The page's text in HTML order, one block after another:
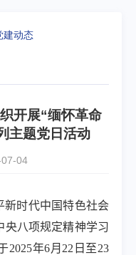
建动态
开展“缅怀革命
主题党日活动
04
新时代中国特色社会
央八项规定精神学习
2025年6月 22 日至23